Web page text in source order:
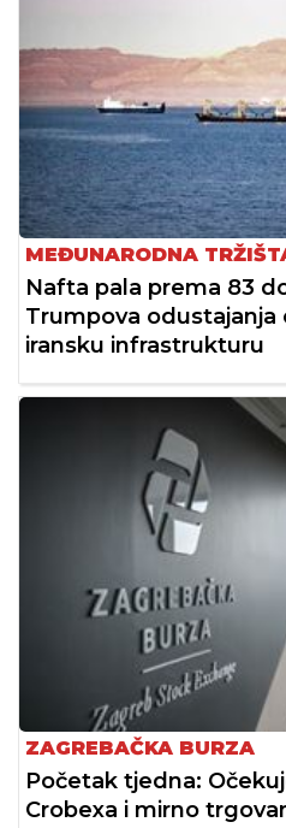
MEĐUNARODNA
Nafta pala prema 83
Trumpova odustajanja
iransku infrastrukturu
ZAGREBAČKA BURZA
Početak tjedna:
Crobexa i mirno